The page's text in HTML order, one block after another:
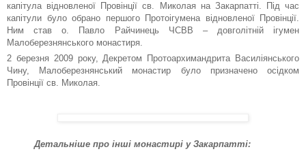
капітула відновленої Провінції св. Миколая на Закарпатті. Під час
капітули було обрано першого Протоігумена відновленої Провінції.
Ним став о. Павло Райчинець ЧСВВ – довголітній ігумен
Малоберезнянського монастиря.
2 березня 2009 року, Декретом Протоархимандрита Василіянського
Чину, Малоберезнянський монастир було призначено осідком
Провінції св. Миколая.
Детальніше про інші монастирі у Закарпатті: